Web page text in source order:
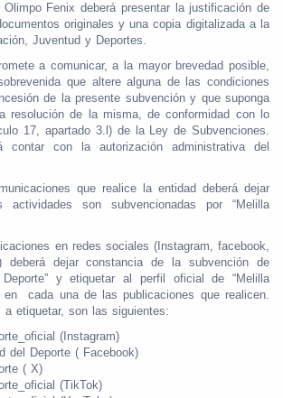
Fenix deberá presentar la justificación de
originales y una copia digitalizada a la
Juventud y Deportes.
a comunicar, a la mayor brevedad posible,
que altere alguna de las condiciones
de la presente subvención y que suponga
resolución de la misma, de conformidad con lo
17, apartado 3.l) de la Ley de Subvenciones.
contar con la autorización administrativa del
que realice la entidad deberá dejar
actividades son subvencionadas por “Melilla
en redes sociales (Instagram, facebook,
deberá dejar constancia de la subvención de
y etiquetar al perfil oficial de “Melilla
en cada una de las publicaciones que realicen.
a etiquetar, son las siguientes:
(Instagram)
del Deporte ( Facebook)
( X)
(TikTok)